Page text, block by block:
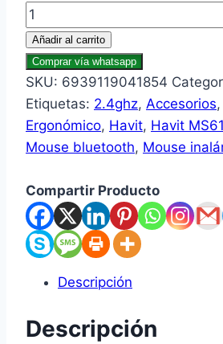
Añadir al carrito
Comprar vía whatsapp
SKU: 6939119041854
Etiquetas: 2.4ghz, Accesorios,
Ergonómico, Havit, Havit
Mouse bluetooth, Mouse
Compartir Producto
Descripción
Descripción